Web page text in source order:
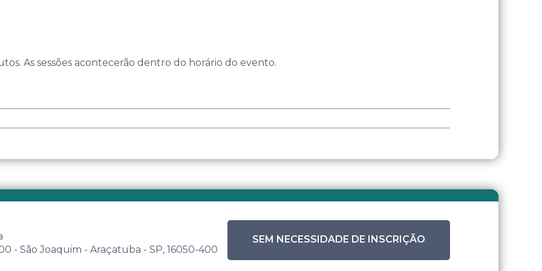
As sessões acontecerão dentro do horário do evento.
- São Joaquim - Araçatuba - SP, 16050-400
SEM NECESSIDADE DE INSCRIÇÃO